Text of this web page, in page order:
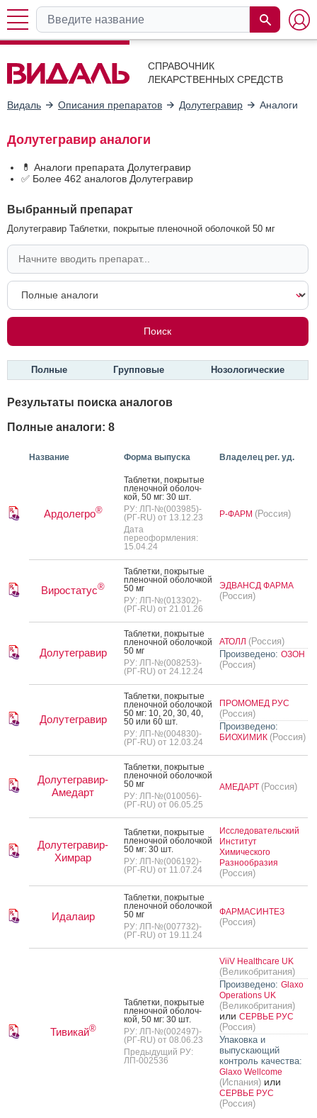
СПРАВОЧНИК
ЛЕКАРСТВЕННЫХ СРЕДСТВ
Видаль Описания препаратов Долутегравир Аналоги
Долутегравир аналоги
💊 Аналоги препарата Долутегравир
✅ Более 462 аналогов Долутегравир
Выбранный препарат
Долутегравир Таблетки, покрытые пленочной оболочкой 50 мг
Полные Групповые Нозологические
Результаты поиска аналогов
Полные аналоги: 8
Название Форма выпуска Владелец рег. уд.
Ардолегро®
Таб­летки, пок­ры­тые
пле­ноч­ной обо­лоч­
кой, 50 мг: 30 шт.
РУ: ЛП-№(003985)-
(РГ-RU) от 13.12.23
Дата
переоформления:
15.04.24
Р-ФАРМ (Россия)
Виростатус®
Таб­летки, пок­ры­тые
пле­ноч­ной обо­лоч­кой
50 мг
РУ: ЛП-№(013302)-
(РГ-RU) от 21.01.26
ЭДВАНСД ФАРМА
(Россия)
Долутегравир
Таб­летки, пок­ры­тые
пле­ноч­ной обо­лоч­кой
50 мг
РУ: ЛП-№(008253)-
(РГ-RU) от 24.12.24
АТОЛЛ (Россия)
Произведено: ОЗОН
(Россия)
Долутегравир
Таб­летки, пок­ры­тые
пле­ноч­ной обо­лоч­кой
50 мг: 10, 20, 30, 40,
50 или 60 шт.
РУ: ЛП-№(004830)-
(РГ-RU) от 12.03.24
ПРОМОМЕД РУС
(Россия)
Произведено:
БИОХИМИК (Россия)
Долутегравир-
Амедарт
Таб­летки, пок­ры­тые
пле­ноч­ной обо­лоч­кой
50 мг
РУ: ЛП-№(010056)-
(РГ-RU) от 06.05.25
АМЕДАРТ (Россия)
Долутегравир-
Химрар
Таб­летки, пок­ры­тые
пле­ноч­ной обо­лоч­кой
50 мг: 30 шт.
РУ: ЛП-№(006192)-
(РГ-RU) от 11.07.24
Исследовательский
Институт
Химического
Разнообразия
(Россия)
Идалаир
Таб­летки, пок­ры­тые
пле­ноч­ной обо­лоч­кой
50 мг
РУ: ЛП-№(007732)-
(РГ-RU) от 19.11.24
ФАРМАСИНТЕЗ
(Россия)
Тивикай®
Таб­летки, пок­ры­тые
пле­ноч­ной обо­лоч­
кой, 50 мг: 30 шт.
РУ: ЛП-№(002497)-
(РГ-RU) от 08.06.23
Предыдущий РУ:
ЛП-002536
ViiV Healthcare UK
(Великобритания)
Произведено: Glaxo
Operations UK
(Великобритания)
или СЕРВЬЕ РУС
(Россия)
Упаковка и
выпускающий
контроль качества:
Glaxo Wellcome
(Испания) или
СЕРВЬЕ РУС
(Россия)